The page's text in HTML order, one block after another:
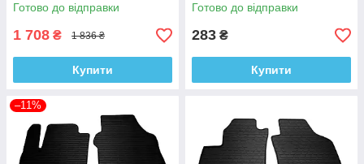
Готово до відправки
1 708 ₴ 1 836 ₴
Купити
Готово до відправки
283 ₴
Купити
–11%